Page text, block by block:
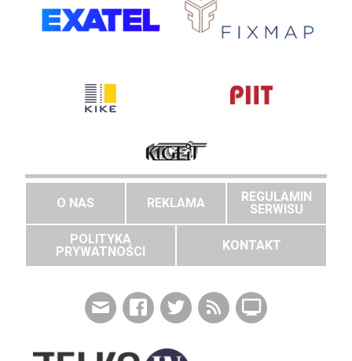
O NAS REKLAMA
REGULAMIN
SERWISU
POLITYKA
PRYWATNOŚCI
KONTAKT